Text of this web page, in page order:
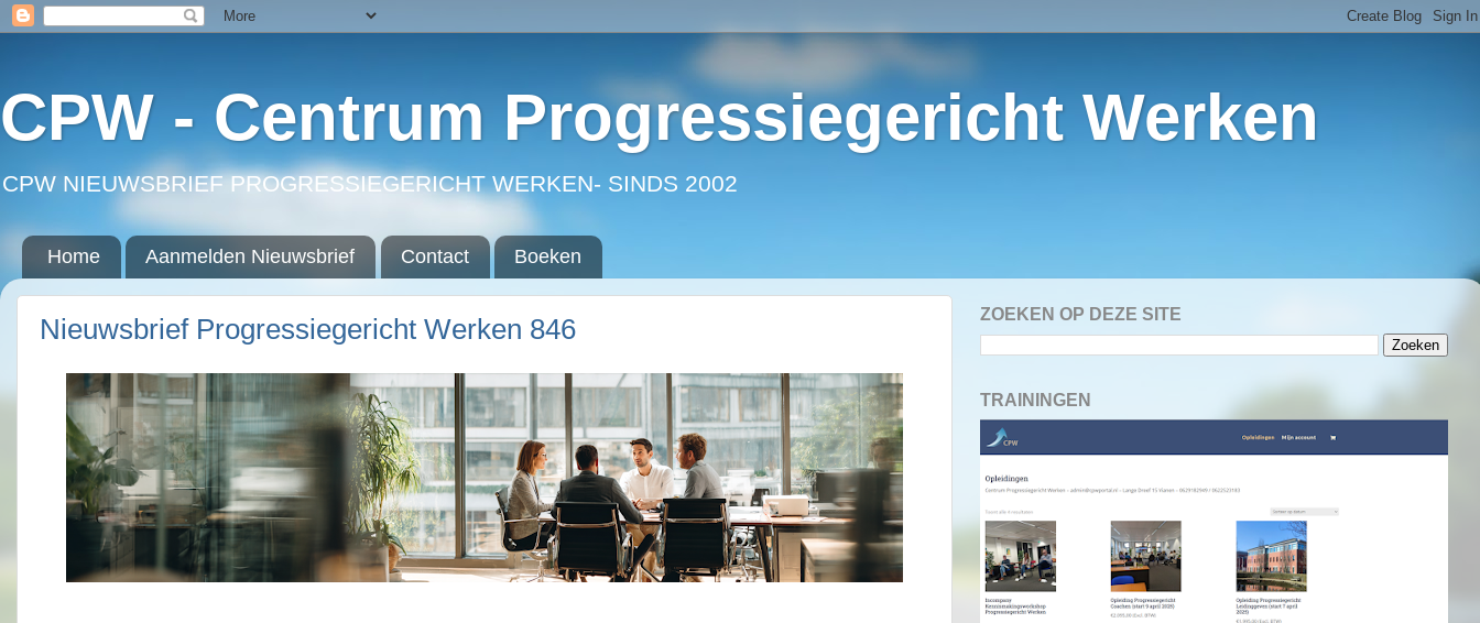
CPW - Centrum Progressiegericht Werken
CPW NIEUWSBRIEF PROGRESSIEGERICHT WERKEN- SINDS 2002
Home Aanmelden Nieuwsbrief Contact Boeken
Nieuwsbrief Progressiegericht Werken 846 ZOEKEN OP DEZE SITE
TRAININGEN